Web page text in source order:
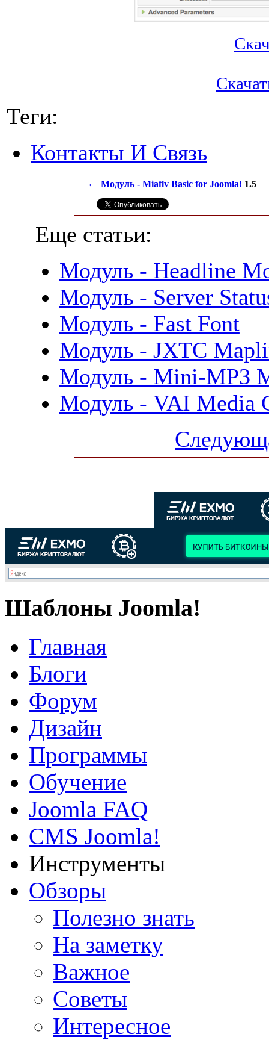
Теги:
Контакты И Связь
← Модуль - Miaflv Basic for Joomla! 1.5
Еще статьи:
Модуль - Headline
Модуль - Server
Модуль - Fast Font
Модуль - JXTC
Модуль - Mini-MP3
Модуль - VAI Media
Шаблоны Joomla!
Главная
Блоги
Форум
Дизайн
Программы
Обучение
Joomla FAQ
CMS Joomla!
Инструменты
Обзоры
Полезно знать
На заметку
Важное
Советы
Интересное